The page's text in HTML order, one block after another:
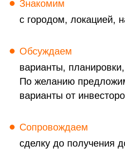
Знакомим
с городом, локацией,
Обсуждаем
варианты,
По желанию
варианты от
Сопровождаем
сделку до получения